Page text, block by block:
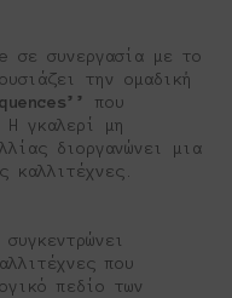
σε συνεργασία με το
την ομαδική
που
γκαλερί μη
διοργανώνει μια
καλλιτέχνες.
συγκεντρώνει
που
πεδίο των